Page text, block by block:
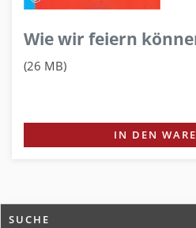
Wie wir feiern
(26 MB)
IN DEN
SUCHE